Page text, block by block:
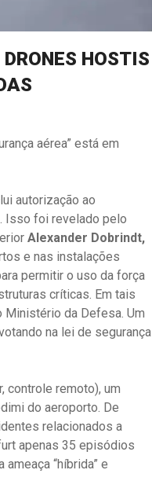
HOSTIS
aérea” está em
autorização ao
Isso foi revelado pelo
Alexander Dobrindt,
e nas instalações
permitir o uso da força
críticas. Em tais
da Defesa. Um
na lei de segurança
controle remoto), um
do aeroporto. De
relacionados a
apenas 35 episódios
“híbrida” e